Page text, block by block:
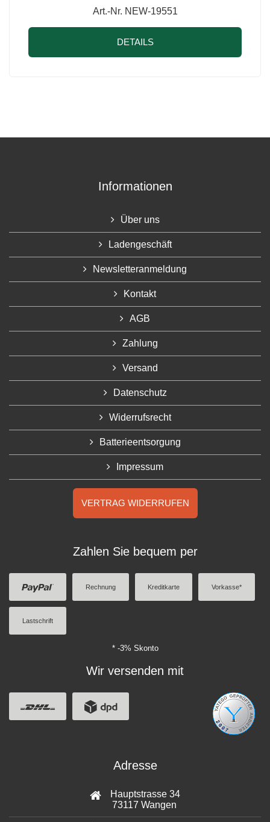
Art.-Nr. NEW-19551
DETAILS
Informationen
Über uns
Ladengeschäft
Newsletteranmeldung
Kontakt
AGB
Zahlung
Versand
Datenschutz
Widerrufsrecht
Batterieentsorgung
Impressum
VERTRAG WIDERRUFEN
Zahlen Sie bequem per
Rechnung Kreditkarte Vorkasse*
Lastschrift
* -3% Skonto
Wir versenden mit
Adresse
Hauptstrasse 34
73117 Wangen